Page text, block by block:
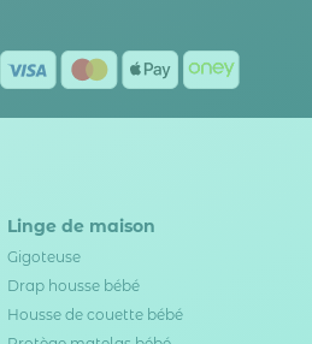
Linge de maison
Gigoteuse
Drap housse bébé
Housse de couette bébé